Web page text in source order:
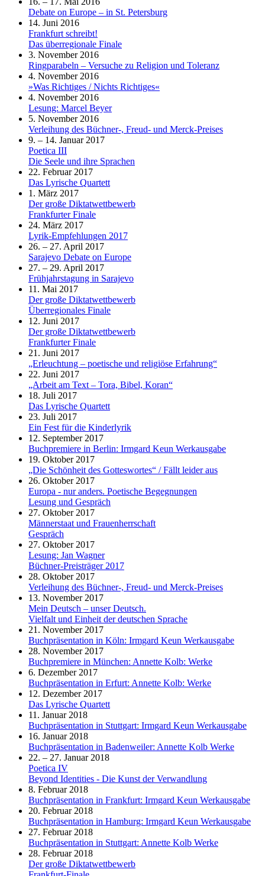
Debate on Europe – in St. Petersburg
14. Juni 2016
Frankfurt schreibt!
Das überregionale Finale
3. November 2016
Ringparabeln – Versuche zu Religion und Toleranz
4. November 2016
»Was Richtiges / Nichts Richtiges«
4. November 2016
Lesung: Marcel Beyer
5. November 2016
Verleihung des Büchner-, Freud- und Merck-Preises
9. – 14. Januar 2017
Poetica III
Die Seele und ihre Sprachen
22. Februar 2017
Das Lyrische Quartett
1. März 2017
Der große Diktatwettbewerb
Frankfurter Finale
24. März 2017
Lyrik-Empfehlungen 2017
26. – 27. April 2017
Sarajevo Debate on Europe
27. – 29. April 2017
Frühjahrstagung in Sarajevo
11. Mai 2017
Der große Diktatwettbewerb
Überregionales Finale
12. Juni 2017
Der große Diktatwettbewerb
Frankfurter Finale
21. Juni 2017
„Erleuchtung – poetische und religiöse Erfahrung“
22. Juni 2017
„Arbeit am Text – Tora, Bibel, Koran“
18. Juli 2017
Das Lyrische Quartett
23. Juli 2017
Ein Fest für die Kinderlyrik
12. September 2017
Buchpremiere in Berlin: Irmgard Keun Werkausgabe
19. Oktober 2017
„Die Schönheit des Gotteswortes“ / Fällt leider aus
26. Oktober 2017
Europa - nur anders. Poetische Begegnungen
Lesung und Gespräch
27. Oktober 2017
Männerstaat und Frauenherrschaft
Gespräch
27. Oktober 2017
Lesung: Jan Wagner
Büchner-Preisträger 2017
28. Oktober 2017
Verleihung des Büchner-, Freud- und Merck-Preises
13. November 2017
Mein Deutsch – unser Deutsch.
Vielfalt und Einheit der deutschen Sprache
21. November 2017
Buchpräsentation in Köln: Irmgard Keun Werkausgabe
28. November 2017
Buchpremiere in München: Annette Kolb: Werke
6. Dezember 2017
Buchpräsentation in Erfurt: Annette Kolb: Werke
12. Dezember 2017
Das Lyrische Quartett
11. Januar 2018
Buchpräsentation in Stuttgart: Irmgard Keun Werkausgabe
16. Januar 2018
Buchpräsentation in Badenweiler: Annette Kolb Werke
22. – 27. Januar 2018
Poetica IV
Beyond Identities - Die Kunst der Verwandlung
8. Februar 2018
Buchpräsentation in Frankfurt: Irmgard Keun Werkausgabe
20. Februar 2018
Buchpräsentation in Hamburg: Irmgard Keun Werkausgabe
27. Februar 2018
Buchpräsentation in Stuttgart: Annette Kolb Werke
28. Februar 2018
Der große Diktatwettbewerb